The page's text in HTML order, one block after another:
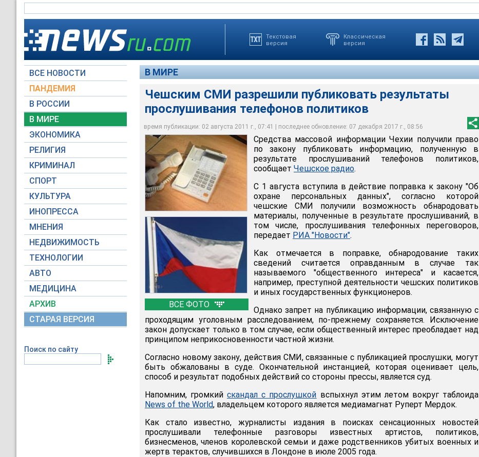
Текстовая
версия
Классическая
версия
ВСЕ НОВОСТИ
ПАНДЕМИЯ
В РОССИИ
В МИРЕ
ЭКОНОМИКА
РЕЛИГИЯ
КРИМИНАЛ
СПОРТ
КУЛЬТУРА
ИНОПРЕССА
МНЕНИЯ
НЕДВИЖИМОСТЬ
ТЕХНОЛОГИИ
АВТО
МЕДИЦИНА
АРХИВ
СТАРАЯ ВЕРСИЯ
Поиск по сайту
В МИРЕ
Чешским СМИ разрешили публиковать результаты
прослушивания телефонов политиков
время публикации: 02 августа 2011 г., 07:41 | последнее обновление: 07 декабря 2017 г., 08:56
ВСЕ ФОТО
Чешским СМИ разрешили публиковать результаты прослушивания телефонов
политиков
Архив NEWSru.com
Средства массовой информации Чехии получили право по закону публиковать
информацию, полученную в результате прослушиваний телефонов политиков
galen-frysinger.org
Согласно новому закону, действия СМИ, связанные с публикацией прослушки, могут
быть обжалованы в суде. Окончательной инстанцией, которая оценивает цель,
способ и результат подобных действий со стороны прессы, является суд
НТВ
Средства массовой информации Чехии получили право
по закону публиковать информацию, полученную в
результате прослушиваний телефонов политиков,
сообщает Чешское радио.
С 1 августа вступила в действие поправка к закону "Об
охране персональных данных", согласно которой
чешские СМИ получили возможность обнародовать
материалы, полученные в результате прослушиваний, в
том числе, прослушивания телефонных переговоров,
передает РИА "Новости".
Как отмечается в поправке, обнародование таких
сведений считается оправданным в случае так
называемого "общественного интереса" и касается,
например, преступной деятельности чешских политиков
и иных государственных функционеров.
Однако запрет на публикацию информации, связанную с
проходящим уголовным расследованием, по-прежнему сохраняется. Исключение
закон допускает только в том случае, если общественный интерес преобладает над
принципом неприкосновенности частной жизни.
Согласно новому закону, действия СМИ, связанные с публикацией прослушки, могут
быть обжалованы в суде. Окончательной инстанцией, которая оценивает цель,
способ и результат подобных действий со стороны прессы, является суд.
Напомним, громкийскандал с прослушкой вспыхнул этим летом вокруг таблоида
News of the World, владельцем которого является медиамагнат Руперт Мердок.
Как стало известно, журналисты издания в поисках сенсационных новостей
прослушивали телефонные разговоры известных артистов, политиков,
бизнесменов, членов королевской семьи и даже родственников убитых военных и
жертв терактов, случившихся в Лондоне в июле 2005 года.